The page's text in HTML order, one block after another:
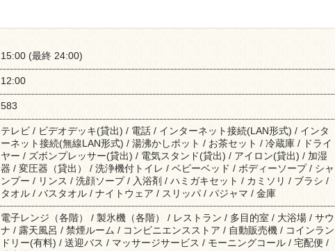
15:00 (最終 24:00)
12:00
583
テレビ / ビデオデッキ(貸出) / 電話 / インターネット接続(LAN形式) / インタ
ーネット接続(無線LAN形式) / 湯沸かしポット / お茶セット / 冷蔵庫 / ドライ
ヤー / ズボンプレッサー(貸出) / 電気スタンド(貸出) / アイロン(貸出) / 加湿
器 / 変圧器（貸出） / 洗浄機付トイレ / ベビーベッド / ボディーソープ / シャ
ンプー / リンス / 洗顔ソープ / 入浴剤 / ハミガキセット / カミソリ / ブラシ /
タオル / バスタオル / ナイトウェア / スリッパ / パジャマ / 金庫
電子レンジ（各階） / 製氷機（各階） / レストラン / 多目的室 / 大浴場 / サウ
ナ / 露天風呂 / 禁煙ルーム / コンビニエンスストア / 自動販売機 / コインラン
ドリー(有料) / 送迎バス / マッサージサービス / モーニングコール / 宅配便 /